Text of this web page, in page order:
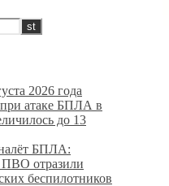
2026 года
атаке БПЛА в
до 13
БПЛА:
ПВО отразили
беспилотников